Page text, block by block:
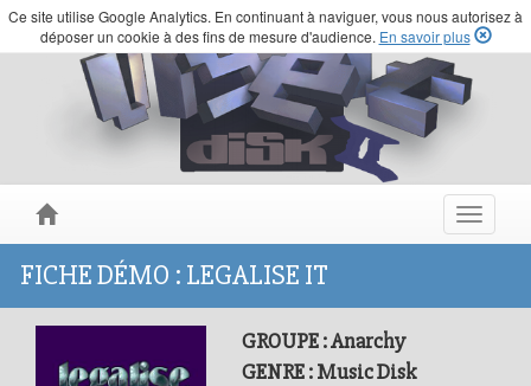
Ce site utilise Google Analytics. En continuant à naviguer, vous nous autorisez à
déposer un cookie à des fins de mesure d'audience. En savoir plus
Toggle
FICHE DÉMO : LEGALISE IT
GROUPE :Anarchy
GENRE :Music Disk